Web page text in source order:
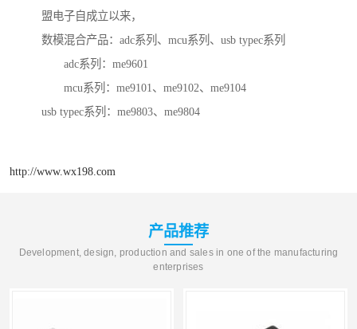
盟电子自成立以来，
数模混合产品：adc系列、mcu系列、usb typec系列
adc系列：me9601
mcu系列：me9101、me9102、me9104
usb typec系列：me9803、me9804
http://www.wx198.com
产品推荐
Development, design, production and sales in one of the manufacturing
enterprises